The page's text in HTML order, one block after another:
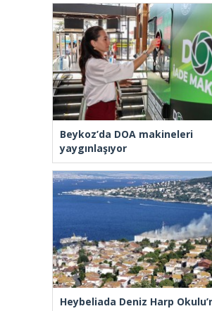
Beykoz’da DOA makineleri
yaygınlaşıyor
Heybeliada Deniz Harp